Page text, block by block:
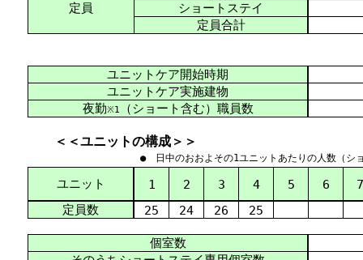
定員
ショートステイ
定員合計
ユニットケア開始時期
ユニットケア実施建物
夜勤※1 （ショート含む）職員数
＜＜ユニットの構成＞＞
● 日中のおおよその1ユニットあたりの人数（シ
ユニット 1 2 3 4 5 6
7
定員数
25 24 26 25
個室数